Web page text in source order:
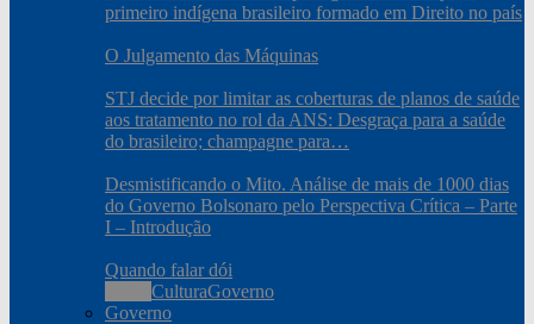
primeiro indígena brasileiro formado em Direito no país
O Julgamento das Máquinas
STJ decide por limitar as coberturas de planos de saúde
aos tratamento no rol da ANS: Desgraça para a saúde
do brasileiro; champagne para…
Desmistificando o Mito. Análise de mais de 1000 dias
do Governo Bolsonaro pelo Perspectiva Crítica – Parte
I – Introdução
Quando falar dói
CulturaGoverno
Governo